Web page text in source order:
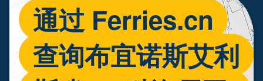
通过 Ferries.cn
查询布宜诺斯艾利